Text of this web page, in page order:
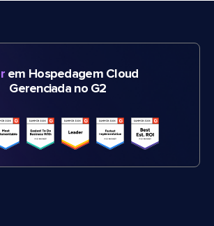
em Hospedagem Cloud
Gerenciada no G2